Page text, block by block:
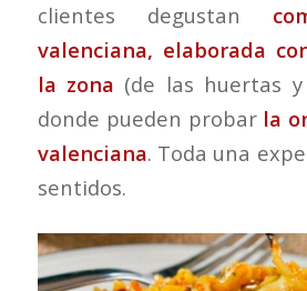
clientes degustan
valenciana, elaborada
la zona (de las huertas
donde pueden probarla
valenciana. Toda una
sentidos.